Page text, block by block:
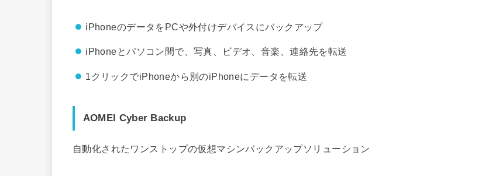
iPhoneのデータをPCや外付けデバイスにバックアップ
iPhoneとパソコン間で、写真、ビデオ、音楽、連絡先を転送
1クリックでiPhoneから別のiPhoneにデータを転送
AOMEI Cyber Backup
自動化されたワンストップの仮想マシンバックアップソリューション